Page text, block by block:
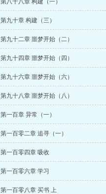
第八十八章 构建（一）
第九十章 构建（三）
第九十二章 噩梦开始（二）
第九十四章 噩梦开始（四）
第九十六章 噩梦开始（六）
第九十八章 噩梦开始（八）
第一百章 异常（一）
第一百零二章 追寻（一）
第一百零四章 吸收
第一百零六章 学习
第一百零八章 买书 上